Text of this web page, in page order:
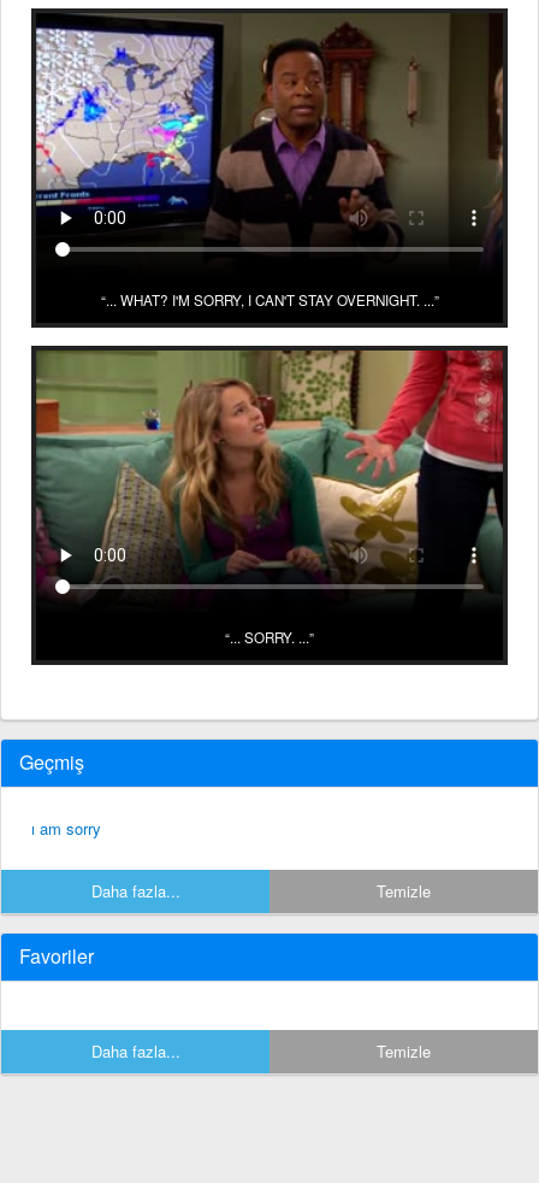
... WHAT? I'M SORRY, I CAN'T STAY OVERNIGHT. ...
... SORRY. ...
Geçmiş
ı am sorry
Daha fazla... Temizle
Favoriler
Daha fazla... Temizle